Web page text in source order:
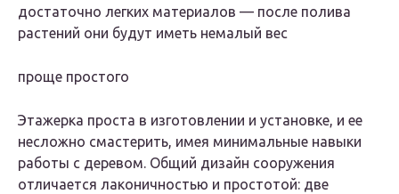
достаточно легких материалов — после полива
растений они будут иметь немалый вес
проще простого
Этажерка проста в изготовлении и установке, и ее
несложно смастерить, имея минимальные навыки
работы с деревом. Общий дизайн сооружения
отличается лаконичностью и простотой: две